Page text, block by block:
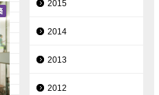
2015
2014
2013
2012